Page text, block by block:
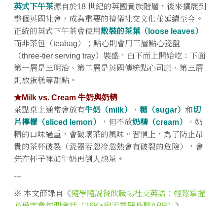
英式下午茶源自於18 世紀的英國貴族階層，後來擴展到
整個英國社會，成為重要的禮儀社交文化並延續至今。
正統的英式下午茶會使用散裝的茶葉（loose leaves）
而非茶包（teabag）；點心則會用三層點心瓷盤
（three-tier serving tray）裝盛，由下而上開始吃：下面
第一層是三明治、第二層是英國傳統點心司康、第三層
則放蛋糕等甜點。
★Milk vs. Cream 牛奶與奶精
茶點桌上通常會放有牛奶（milk） 、 糖（sugar） 和切
片檸檬（sliced lemon）
，但不放奶精（cream）
，奶
精的口味過重，會破壞茶的風味。習慣上，為了防止昂
貴的茶杯破裂（瓷器若忽冷忽熱會有破裂的危險），會
先在杯子裡加牛奶再倒入熱茶。
---
※ 本文節錄自《隨學隨說餐飲職場社交英語：輕鬆掌握